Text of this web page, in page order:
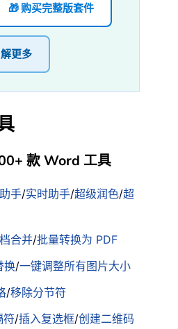
🎁 购买完整版套件
更多
款 Word 工具
手/实时助手/超级润色/超
合并/批量转换为 PDF
换/一键调整所有图片大小
/移除分节符
符/插入复选框/创建二维码